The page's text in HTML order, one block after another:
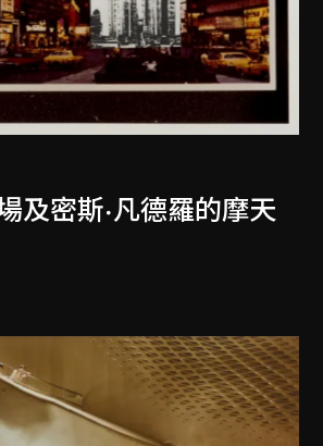
及密斯·凡德羅的摩天